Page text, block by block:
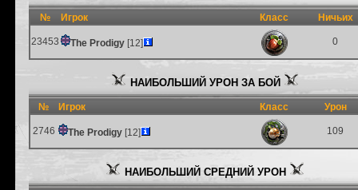
№ Игрок Класс Ничьих
23453 The Prodigy [12] 0
НАИБОЛЬШИЙ УРОН ЗА БОЙ
№ Игрок Класс Урон
2746 The Prodigy [12] 109
НАИБОЛЬШИЙ СРЕДНИЙ УРОН